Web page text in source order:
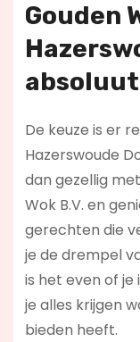
Gouden
De keuze is er
Hazerswoude
dan gezellig
Wok B.V. en
gerechten die
je de drempel
is het even of
je alles krijgen
bieden heeft.